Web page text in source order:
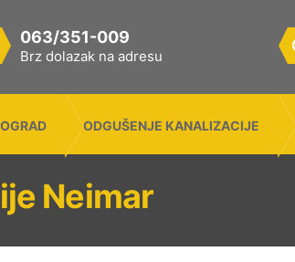
063/351-009
Brz dolazak na adresu
ODGUŠENJE KANALIZACIJE
Neimar